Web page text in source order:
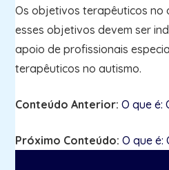
Os objetivos terapêuticos no
esses objetivos devem ser
apoio de profissionais
terapêuticos no autismo.
Conteúdo Anterior: O que é:
Próximo Conteúdo: O que é: